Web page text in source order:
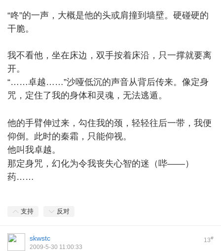
“咚”的一声，大概是他的头或肩撞到墙壁。硬碰硬的
干脆。
我不看他，坐在床边，双手按着床沿，只一撑就要离
开。
“……卓越……”沙哑低沉的声音从背后传来。像定身
咒，定住了我的身体和灵魂，无法逃遁。
他的手臂伸过来，勾住我的颈，轻轻往后一带，我便
仰倒。此时的秦霜，只能仰视。
他叫我卓越。
那定身咒，幻化为令我丧失心智的迷（哔——）
药……
支持 反对
13#
skwstc
2009-5-30 11:00:33